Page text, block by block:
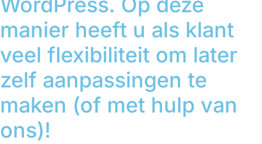
manier heeft u als klant
veel flexibiliteit om later
zelf aanpassingen te
maken (of met hulp van
ons)!